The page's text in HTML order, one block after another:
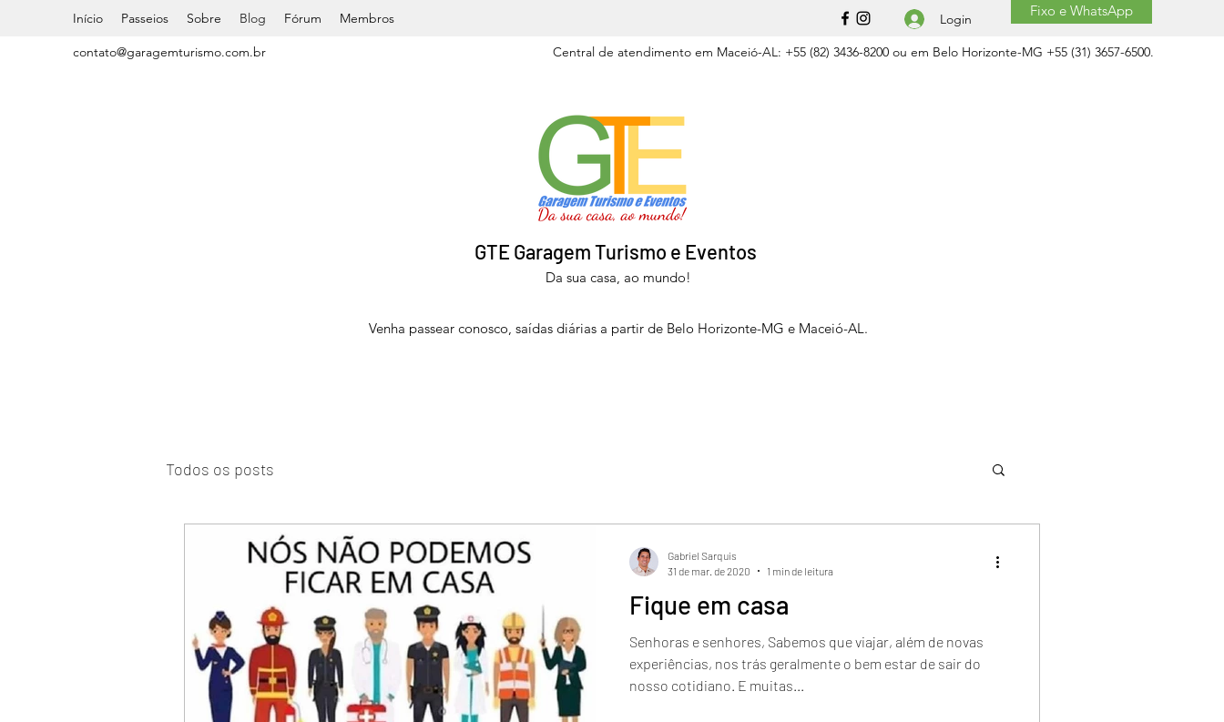
Início Passeios Sobre Blog Fórum Membros Login Fixo e WhatsApp
contato@garagemturismo.com.br Central de atendimento em Maceió-AL: +55 (82) 3436-8200 ou em Belo Horizonte-MG +55 (31) 3657-6500.
GTE Garagem Turismo e Eventos
Da sua casa, ao mundo!
Venha passear conosco, saídas diárias a partir de Belo Horizonte-MG e Maceió-AL.
Todos os posts
Fique em casa
Senhoras e senhores, Sabemos que viajar, além de novas
experiências, nos trás geralmente o bem estar de sair do
nosso cotidiano. E muitas...
Gabriel Sarquis
31 de mar. de 2020
1 min de leitura